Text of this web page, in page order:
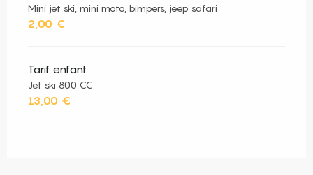
Mini jet ski, mini moto, bimpers, jeep safari
2,00 €
Tarif enfant
Jet ski 800 CC
13,00 €